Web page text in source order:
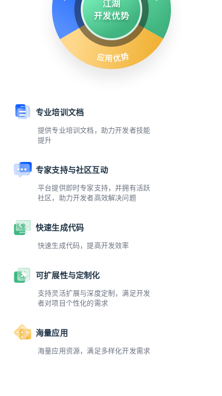
专业培训文档
提供专业培训文档，助力开发者技能
提升
专家支持与社区互动
平台提供即时专家支持，并拥有活跃
社区，助力开发者高效解决问题
快速生成代码
快速生成代码，提高开发效率
可扩展性与定制化
支持灵活扩展与深度定制，满足开发
者对项目个性化的需求
海量应用
海量应用资源，满足多样化开发需求